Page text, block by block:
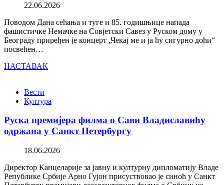
22.06.2026
Поводом Дана сећања и туге и 85. годишњице напада
фашистичке Немачке на Совјетски Савез у Руском дому у
Београду приређен је концерт „Чекај ме и ја ћу сигурно доћи“
посвећен…
НАСТАВАК
Вести
Култура
Руска премијера филма о Сави Владиславићу
одржана у Санкт Петербургу
18.06.2026
Директор Канцеларије за јавну и културну дипломатију Владе
Републике Србије Арно Гујон присуствовао је синоћ у Санкт